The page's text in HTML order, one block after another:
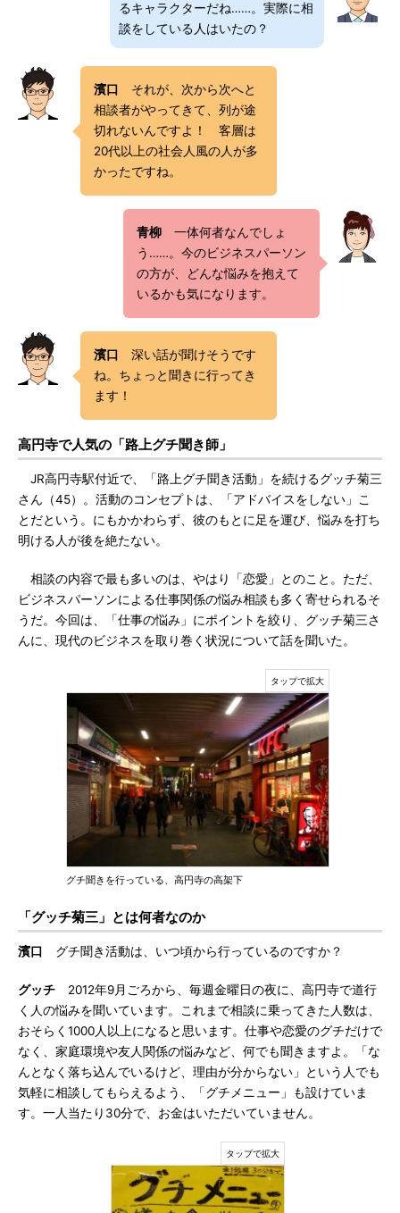
るキャラクターだね……。実際に相
談をしている人はいたの？
濱口
それが、次から次へと
相談者がやってきて、列が途
切れないんですよ！ 客層は
20代以上の社会人風の人が多
かったですね。
青柳 一体何者なんでしょ
う……。今のビジネスパーソン
の方が、どんな悩みを抱えて
いるかも気になります。
濱口
深い話が聞けそうです
ね。ちょっと聞きに行ってき
ます！
高円寺で人気の「路上グチ聞き師」
JR高円寺駅付近で、「路上グチ聞き活動」を続けるグッチ菊三
さん（45）。活動のコンセプトは、「アドバイスをしない」こ
とだという。にもかかわらず、彼のもとに足を運び、悩みを打ち
明ける人が後を絶たない。
相談の内容で最も多いのは、やはり「恋愛」とのこと。ただ、
ビジネスパーソンによる仕事関係の悩み相談も多く寄せられるそ
うだ。今回は、「仕事の悩み」にポイントを絞り、グッチ菊三さ
んに、現代のビジネスを取り巻く状況について話を聞いた。
グチ聞きを行っている、高円寺の高架下
「グッチ菊三」とは何者なのか
濱口 グチ聞き活動は、いつ頃から行っているのですか？
グッチ 2012年9月ごろから、毎週金曜日の夜に、高円寺で道行
く人の悩みを聞いています。これまで相談に乗ってきた人数は、
おそらく1000人以上になると思います。仕事や恋愛のグチだけで
なく、家庭環境や友人関係の悩みなど、何でも聞きますよ。「な
んとなく落ち込んでいるけど、理由が分からない」という人でも
気軽に相談してもらえるよう、「グチメニュー」も設けていま
す。一人当たり30分で、お金はいただいていません。